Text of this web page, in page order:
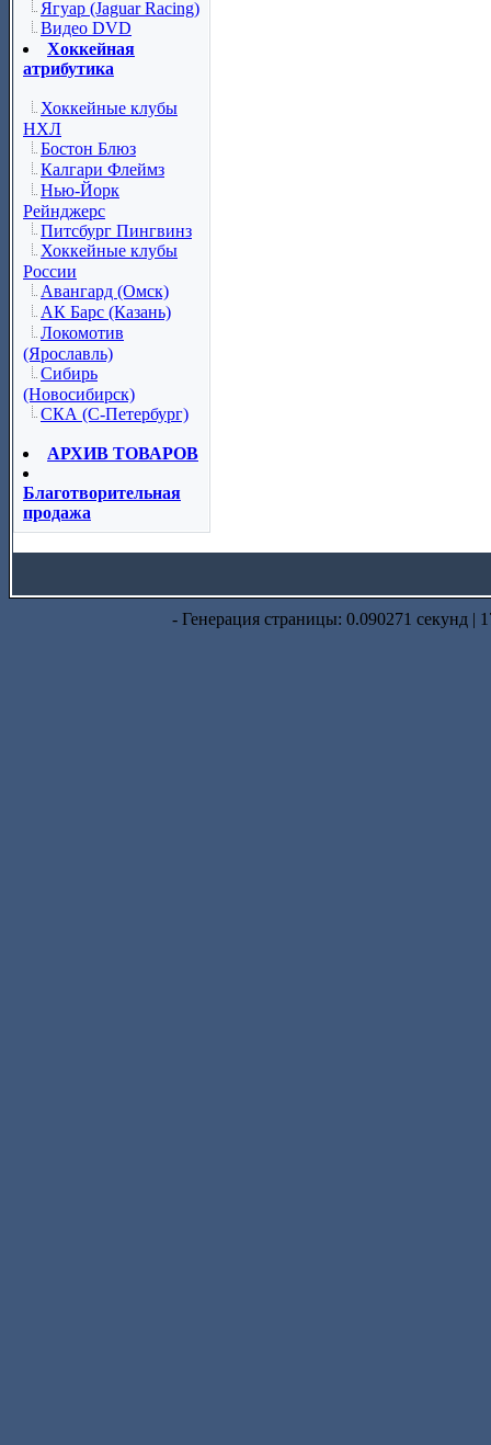
Ягуар (Jaguar Racing)
Видео DVD
Хоккейная
атрибутика
Хоккейные клубы
НХЛ
Бостон Блюз
Калгари Флеймз
Нью-Йорк
Рейнджерс
Питсбург Пингвинз
Хоккейные клубы
России
Авангард (Омск)
АК Барс (Казань)
Локомотив
(Ярославль)
Сибирь
(Новосибирск)
СКА (С-Петербург)
АРХИВ ТОВАРОВ
Благотворительная
продажа
- Генерация страницы: 0.090271 секунд